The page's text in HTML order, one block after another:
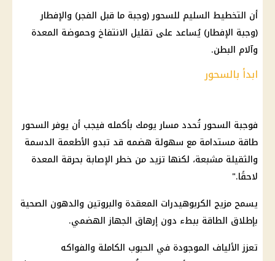
أن التخطيط السليم للسحور (وجبة ما قبل الفجر) والإفطار
(وجبة الإفطار) يُساعد على تقليل الانتفاخ وحموضة المعدة
وآلام البطن.
ابدأ بالسحور
فوجبة السحور تُحدد مسار يومك بأكمله فيجب أن يوفر السحور
طاقة مستدامة مع سهولة هضمه قد تبدو الأطعمة الدسمة
والثقيلة مشبعة، لكنها تزيد من خطر الإصابة بحرقة المعدة
لاحقًا."
يسمح مزيج الكربوهيدرات المعقدة والبروتين والدهون الصحية
بإطلاق الطاقة ببطء دون إرهاق الجهاز الهضمي.
تعزز الألياف الموجودة في الحبوب الكاملة والفواكه